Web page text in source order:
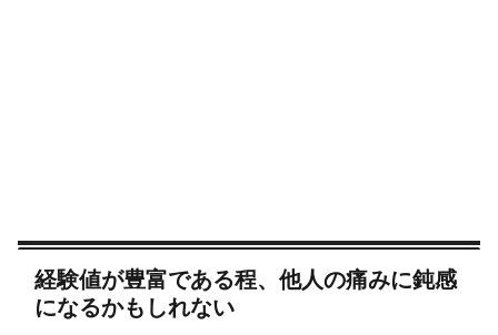
経験値が豊富である程、他人の痛みに鈍感
になるかもしれない